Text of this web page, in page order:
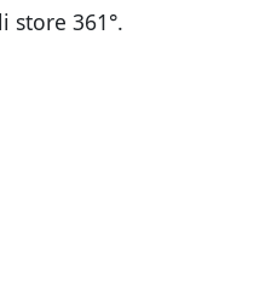
store 361°.